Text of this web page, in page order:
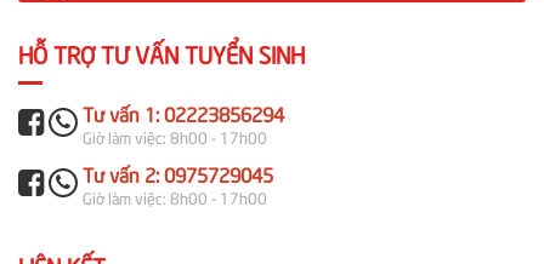
HỖ TRỢ TƯ VẤN TUYỂN SINH
Tư vấn 1: 02223856294
Giờ làm việc: 8h00 - 17h00
Tư vấn 2: 0975729045
Giờ làm việc: 8h00 - 17h00